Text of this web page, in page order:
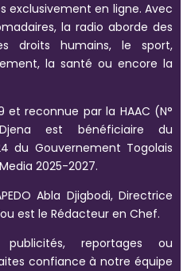
exclusivement en ligne. Avec
la radio aborde des
droits humains, le sport,
la santé ou encore la
et reconnue par la HAAC (N°
Djena est bénéficiaire du
du Gouvernement Togolais
2025-2027.
Abla Djigbodi, Directrice
est le Rédacteur en Chef.
reportages ou
confiance à notre équipe